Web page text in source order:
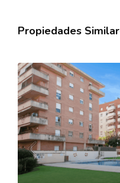
Propiedades